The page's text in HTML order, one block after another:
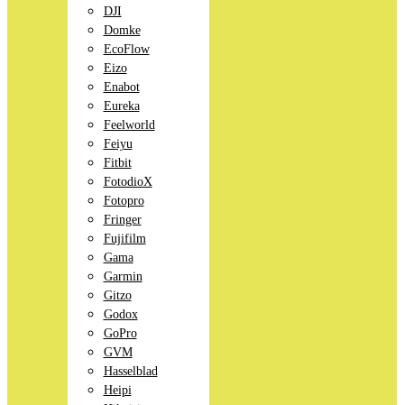
DJI
Domke
EcoFlow
Eizo
Enabot
Eureka
Feelworld
Feiyu
Fitbit
FotodioX
Fotopro
Fringer
Fujifilm
Gama
Garmin
Gitzo
Godox
GoPro
GVM
Hasselblad
Heipi